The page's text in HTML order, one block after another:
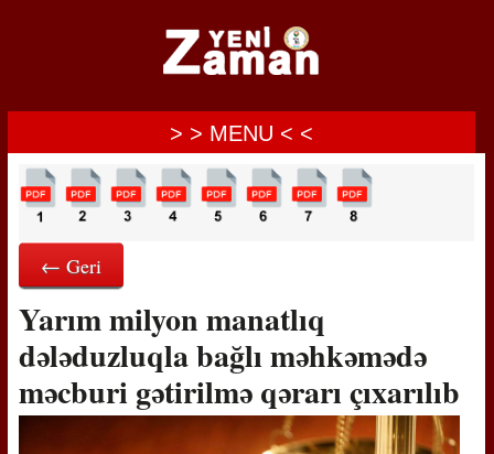
> > MENU < <
← Geri
Yarım milyon manatlıq
dələduzluqla bağlı məhkəmədə
məcburi gətirilmə qərarı çıxarılıb